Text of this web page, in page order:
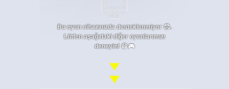
Bu oyun cihazınızda desteklenmiyor 😞.
Lütfen aşağıdaki diğer oyunlarımızı
deneyin! 😄🎮